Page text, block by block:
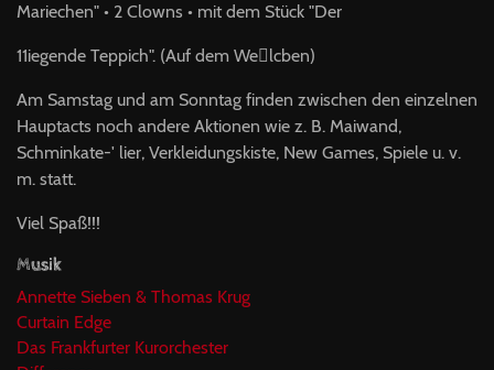
Mariechen" • 2 Clowns • mit dem Stück "Der
11iegende Teppich". (Auf dem We􀀌lcben)
Am Samstag und am Sonntag fin­den zwischen den einzelnen
Hauptacts noch andere Aktionen wie z. B. Maiwand,
Schminkate-' lier, Verkleidungskiste, New Ga­mes, Spiele u. v.
m. statt.
Viel Spaß!!!
Musik
Annette Sieben & Thomas Krug
Curtain Edge
Das Frankfurter Kurorchester